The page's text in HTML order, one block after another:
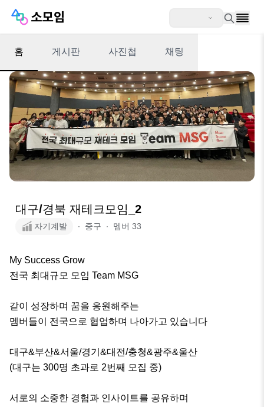
홈 게시판 사진첩 채팅
대구/경북 재테크모임_2
자기계발 ∙ 중구 ∙ 멤버 33
My Success Grow
전국 최대규모 모임 Team MSG
같이 성장하며 꿈을 응원해주는
멤버들이 전국으로 협업하며 나아가고 있습니다
대구&부산&서울/경기&대전/충청&광주&울산
(대구는 300명 초과로 2번째 모집 중)
서로의 소중한 경험과 인사이트를 공유하며